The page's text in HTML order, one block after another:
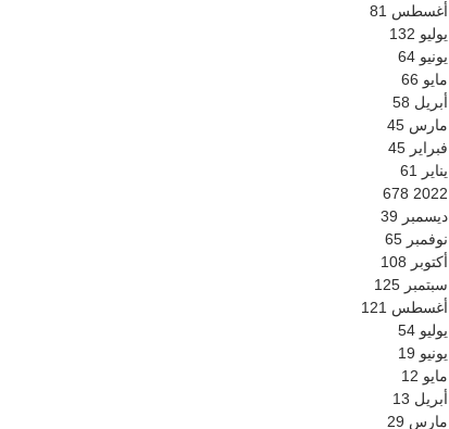
أغسطس 81
يوليو 132
يونيو 64
مايو 66
أبريل 58
مارس 45
فبراير 45
يناير
61
2022
678
ديسمبر 39
نوفمبر 65
أكتوبر 108
سبتمبر 125
أغسطس 121
يوليو 54
يونيو 19
مايو 12
أبريل 13
مارس 29